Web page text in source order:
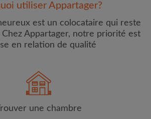
utiliser Appartager?
est un colocataire qui reste
Chez Appartager, notre priorité est
en relation de qualité
Trouver une chambre